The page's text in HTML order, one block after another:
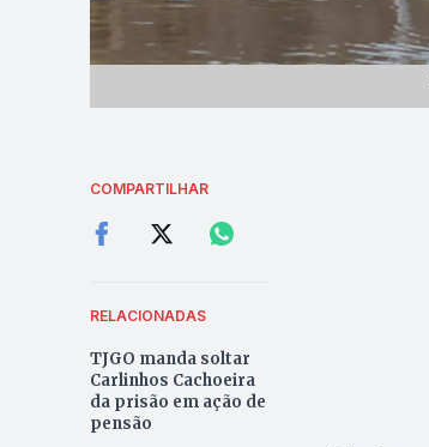
COMPARTILHAR
RELACIONADAS
TJGO manda soltar
Carlinhos Cachoeira
da prisão em ação de
pensão